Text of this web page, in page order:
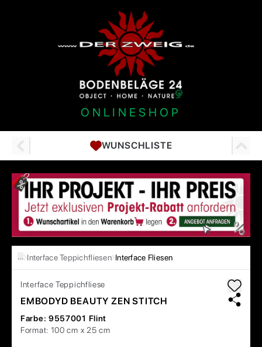
ONLINESHOP
WUNSCHLISTE
… Interface Teppichfliesen Interface Fliesen
Interface Teppichfliese
EMBODYD BEAUTY ZEN STITCH
Farbe: 9557001 Flint
Format: 100 cm x 25 cm